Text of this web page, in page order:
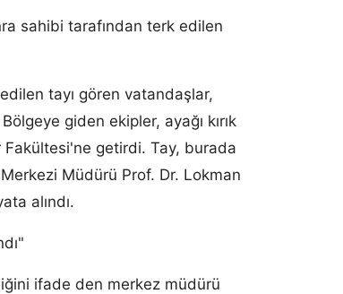
sahibi tarafından terk edilen
tayı gören vatandaşlar,
giden ekipler, ayağı kırık
getirdi. Tay, burada
Müdürü Prof. Dr. Lokman
alındı.
ifade den merkez müdürü